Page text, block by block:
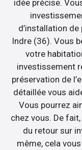
idée précise.
d’installation
Indre (36). Vous
votre
investissement
préservation de
détaillée vous
Vous pourrez
chez vous. De
du retour sur
même, cela